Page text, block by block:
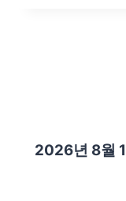
2026년 8월